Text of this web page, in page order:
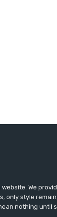
We
style
nothing until